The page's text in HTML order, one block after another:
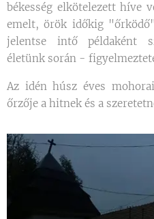
békesség elkötelezett híve
emelt, örök időkig
jelentse intő példaként
életünk során -
Az idén húsz éves
őrzője a hitnek és a